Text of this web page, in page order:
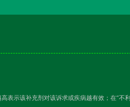
表示该补充剂对该诉求或疾病越有效；在“